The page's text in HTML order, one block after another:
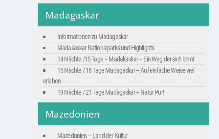
Madagaskar
Informationen zu Madagaskar
Madakaskar Nationalparks und Highlights
14 Nächte /15 Tage – Madakaskar – Ein Weg der sich lohnt
15 Nächte / 16 Tage Madagaskar – Auf einfache Weise viel
erleben
19 Nächte / 21 Tage Madagaskar – Natur Pur!
Mazedonien
Mazedonien – Land der Kultur